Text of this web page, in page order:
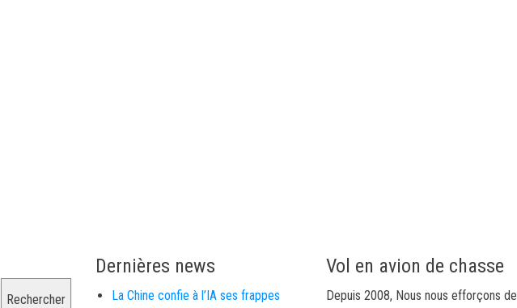
Rechercher
Dernières news
La Chine confie à l’IA ses frappes
Vol en avion de chasse
Depuis 2008, Nous nous efforçons de